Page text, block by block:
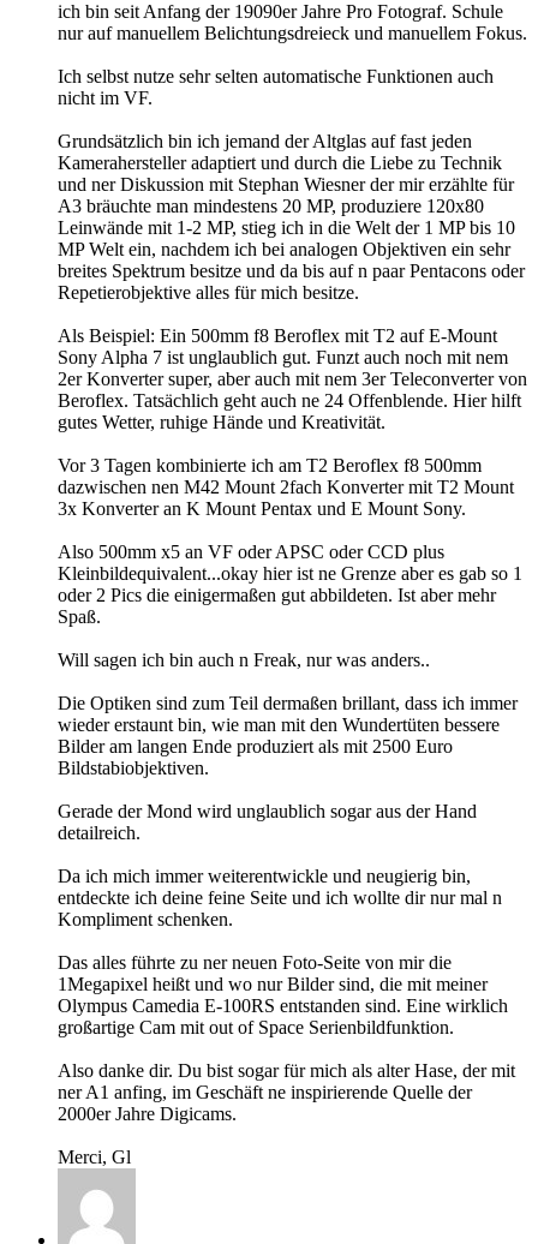
ich bin seit Anfang der 19090er Jahre Pro Fotograf. Schule
nur auf manuellem Belichtungsdreieck und manuellem Fokus.
Ich selbst nutze sehr selten automatische Funktionen auch
nicht im VF.
Grundsätzlich bin ich jemand der Altglas auf fast jeden
Kamerahersteller adaptiert und durch die Liebe zu Technik
und ner Diskussion mit Stephan Wiesner der mir erzählte für
A3 bräuchte man mindestens 20 MP, produziere 120x80
Leinwände mit 1-2 MP, stieg ich in die Welt der 1 MP bis 10
MP Welt ein, nachdem ich bei analogen Objektiven ein sehr
breites Spektrum besitze und da bis auf n paar Pentacons oder
Repetierobjektive alles für mich besitze.
Als Beispiel: Ein 500mm f8 Beroflex mit T2 auf E-Mount
Sony Alpha 7 ist unglaublich gut. Funzt auch noch mit nem
2er Konverter super, aber auch mit nem 3er Teleconverter von
Beroflex. Tatsächlich geht auch ne 24 Offenblende. Hier hilft
gutes Wetter, ruhige Hände und Kreativität.
Vor 3 Tagen kombinierte ich am T2 Beroflex f8 500mm
dazwischen nen M42 Mount 2fach Konverter mit T2 Mount
3x Konverter an K Mount Pentax und E Mount Sony.
Also 500mm x5 an VF oder APSC oder CCD plus
Kleinbildequivalent...okay hier ist ne Grenze aber es gab so 1
oder 2 Pics die einigermaßen gut abbildeten. Ist aber mehr
Spaß.
Will sagen ich bin auch n Freak, nur was anders..
Die Optiken sind zum Teil dermaßen brillant, dass ich immer
wieder erstaunt bin, wie man mit den Wundertüten bessere
Bilder am langen Ende produziert als mit 2500 Euro
Bildstabiobjektiven.
Gerade der Mond wird unglaublich sogar aus der Hand
detailreich.
Da ich mich immer weiterentwickle und neugierig bin,
entdeckte ich deine feine Seite und ich wollte dir nur mal n
Kompliment schenken.
Das alles führte zu ner neuen Foto-Seite von mir die
1Megapixel heißt und wo nur Bilder sind, die mit meiner
Olympus Camedia E-100RS entstanden sind. Eine wirklich
großartige Cam mit out of Space Serienbildfunktion.
Also danke dir. Du bist sogar für mich als alter Hase, der mit
ner A1 anfing, im Geschäft ne inspirierende Quelle der
2000er Jahre Digicams.
Merci, Gl